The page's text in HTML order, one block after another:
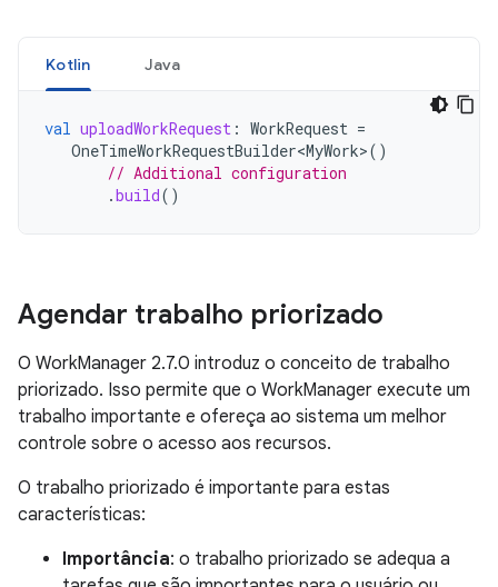
Kotlin Java
val uploadWorkRequest : WorkRequest =
OneTimeWorkRequestBuilder<MyWork>()
// Additional configuration
.build()
Agendar trabalho priorizado
O WorkManager 2.7.0 introduz o conceito de trabalho
priorizado. Isso permite que o WorkManager execute um
trabalho importante e ofereça ao sistema um melhor
controle sobre o acesso aos recursos.
O trabalho priorizado é importante para estas
características:
Importância: o trabalho priorizado se adequa a